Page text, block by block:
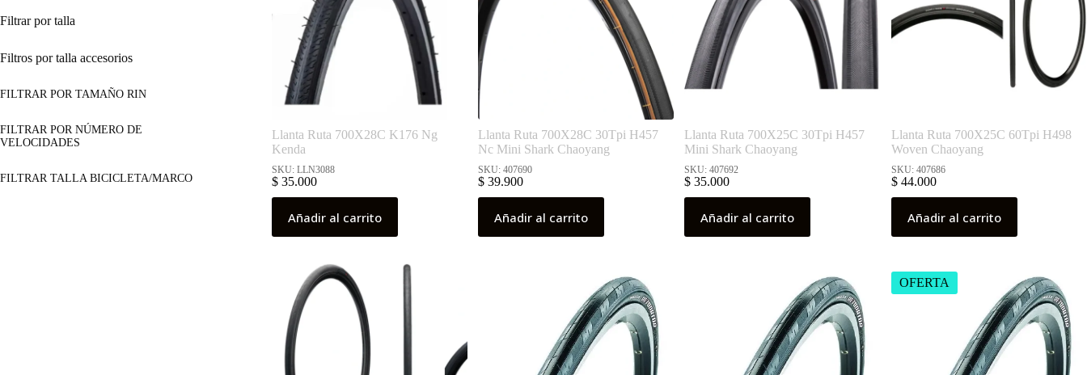
Llanta Ruta 700X28C K176 Ng
Kenda
SKU: LLN3088
$35.000
Añadir al carrito
Llanta Ruta 700X28C 30Tpi H457
Nc Mini Shark Chaoyang
SKU: 407690
$ 39.900
Añadir al carrito
Llanta Ruta 700X25C 30Tpi H457
Mini Shark Chaoyang
SKU: 407692
$ 35.000
Añadir al carrito
Llanta Ruta 700X25C 60Tpi H498
Woven Chaoyang
SKU: 407686
$44.000
Añadir al carrito
OFERTA
Filtrar por talla
Filtros por talla accesorios
FILTRAR POR TAMAÑO RIN
FILTRAR POR NÚMERO DE
VELOCIDADES
FILTRAR TALLA BICICLETA/MARCO